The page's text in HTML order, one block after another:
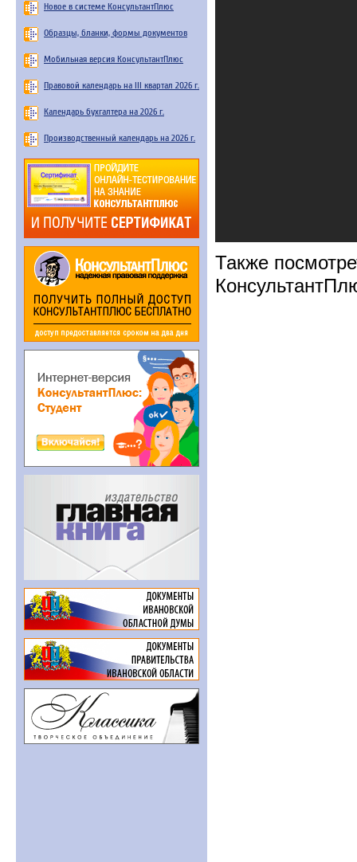
Новое в системе КонсультантПлюс
Образцы, бланки, формы документов
Мобильная версия КонсультантПлюс
Правовой календарь на III квартал 2026 г.
Календарь бухгалтера на 2026 г.
Производственный календарь на 2026 г.
Также